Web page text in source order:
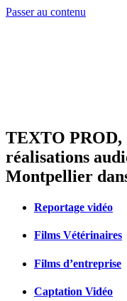
Passer au contenu
TEXTO PROD,
réalisations
Montpellier
Reportage vidéo
Films Vétérinaires
Films d’entreprise
Captation Vidéo